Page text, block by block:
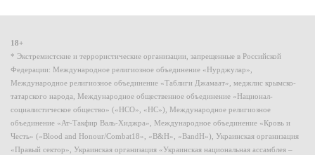
18+
* Экстремистские и террористические организации, запрещенные в Российской
Федерации: Международное религиозное объединение «Нурджулар»,
Международное религиозное объединение «Таблиги Джамаат», меджлис крымско-
татарского народа, Международное общественное объединение «Национал-
социалистическое общество» («НСО», «НС»), Международное религиозное
объединение «Ат-Такфир Валь-Хиджра», Международное объединение «Кровь и
Честь» («Blood and Honour/Combat18», «B&H», «BandH»), Украинская организация
«Правый сектор», Украинская организация «Украинская национальная ассамблея –